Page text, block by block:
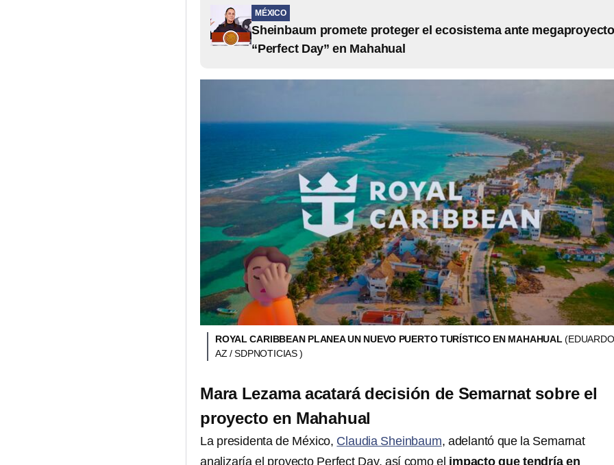
MÉXICO
Sheinbaum promete proteger el ecosistema ante megaproyecto
“Perfect Day” en Mahahual
ROYAL CARIBBEAN PLANEA UN NUEVO PUERTO TURÍSTICO EN MAHAHUAL
AZ / SDPNOTICIAS )
Mara Lezama acatará decisión de Semarnat sobre el
proyecto en Mahahual
La presidenta de México, Claudia Sheinbaum, adelantó que la Semarnat
analizaría el proyecto Perfect Day, así como el impacto que tendría en